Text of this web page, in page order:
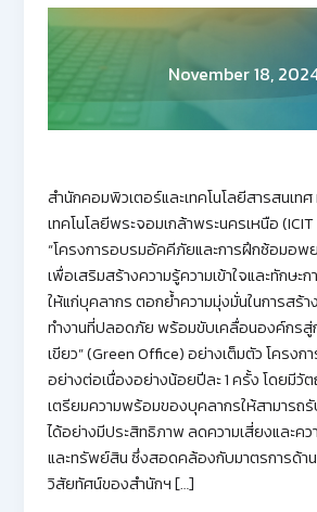
November 18,
สำนักคอมพิวเตอร์และเทคโนโลยีสารสนเท
เทคโนโลยีพระจอมเกล้าพระนครเหนือ
“โครงการอบรมอัคคีภัยและการฝึกซ้อมอพ
เพื่อเสริมสร้างความรู้ความเข้าใจและทักษะ
ให้แก่บุคลากร ตอกย้ำความมุ่งมั่นในการสร้
ทำงานที่ปลอดภัย พร้อมขับเคลื่อนองค์กรสู่
เขียว” (Green Office) อย่างเต็มตัว โครงก
อย่างต่อเนื่องอย่างน้อยปีละ 1 ครั้ง โดยมีวั
เตรียมความพร้อมของบุคลากรให้สามารถ
ได้อย่างมีประสิทธิภาพ ลดความเสี่ยงและค
และทรัพย์สิน ซึ่งสอดคล้องกับมาตรการด้า
วิสัยทัศน์ของสำนักฯ […]